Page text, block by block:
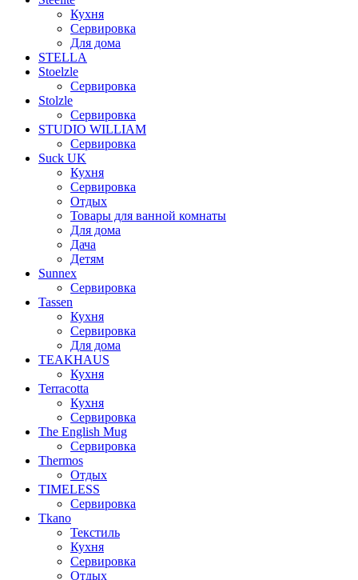
Кухня
Сервировка
Для дома
STELLA
Stoelzle
Сервировка
Stolzle
Сервировка
STUDIO WILLIAM
Сервировка
Suck UK
Кухня
Сервировка
Отдых
Товары для ванной комнаты
Для дома
Дача
Детям
Sunnex
Сервировка
Tassen
Кухня
Сервировка
Для дома
TEAKHAUS
Кухня
Terracotta
Кухня
Сервировка
The English Mug
Сервировка
Thermos
Отдых
TIMELESS
Сервировка
Tkano
Текстиль
Кухня
Сервировка
Отдых